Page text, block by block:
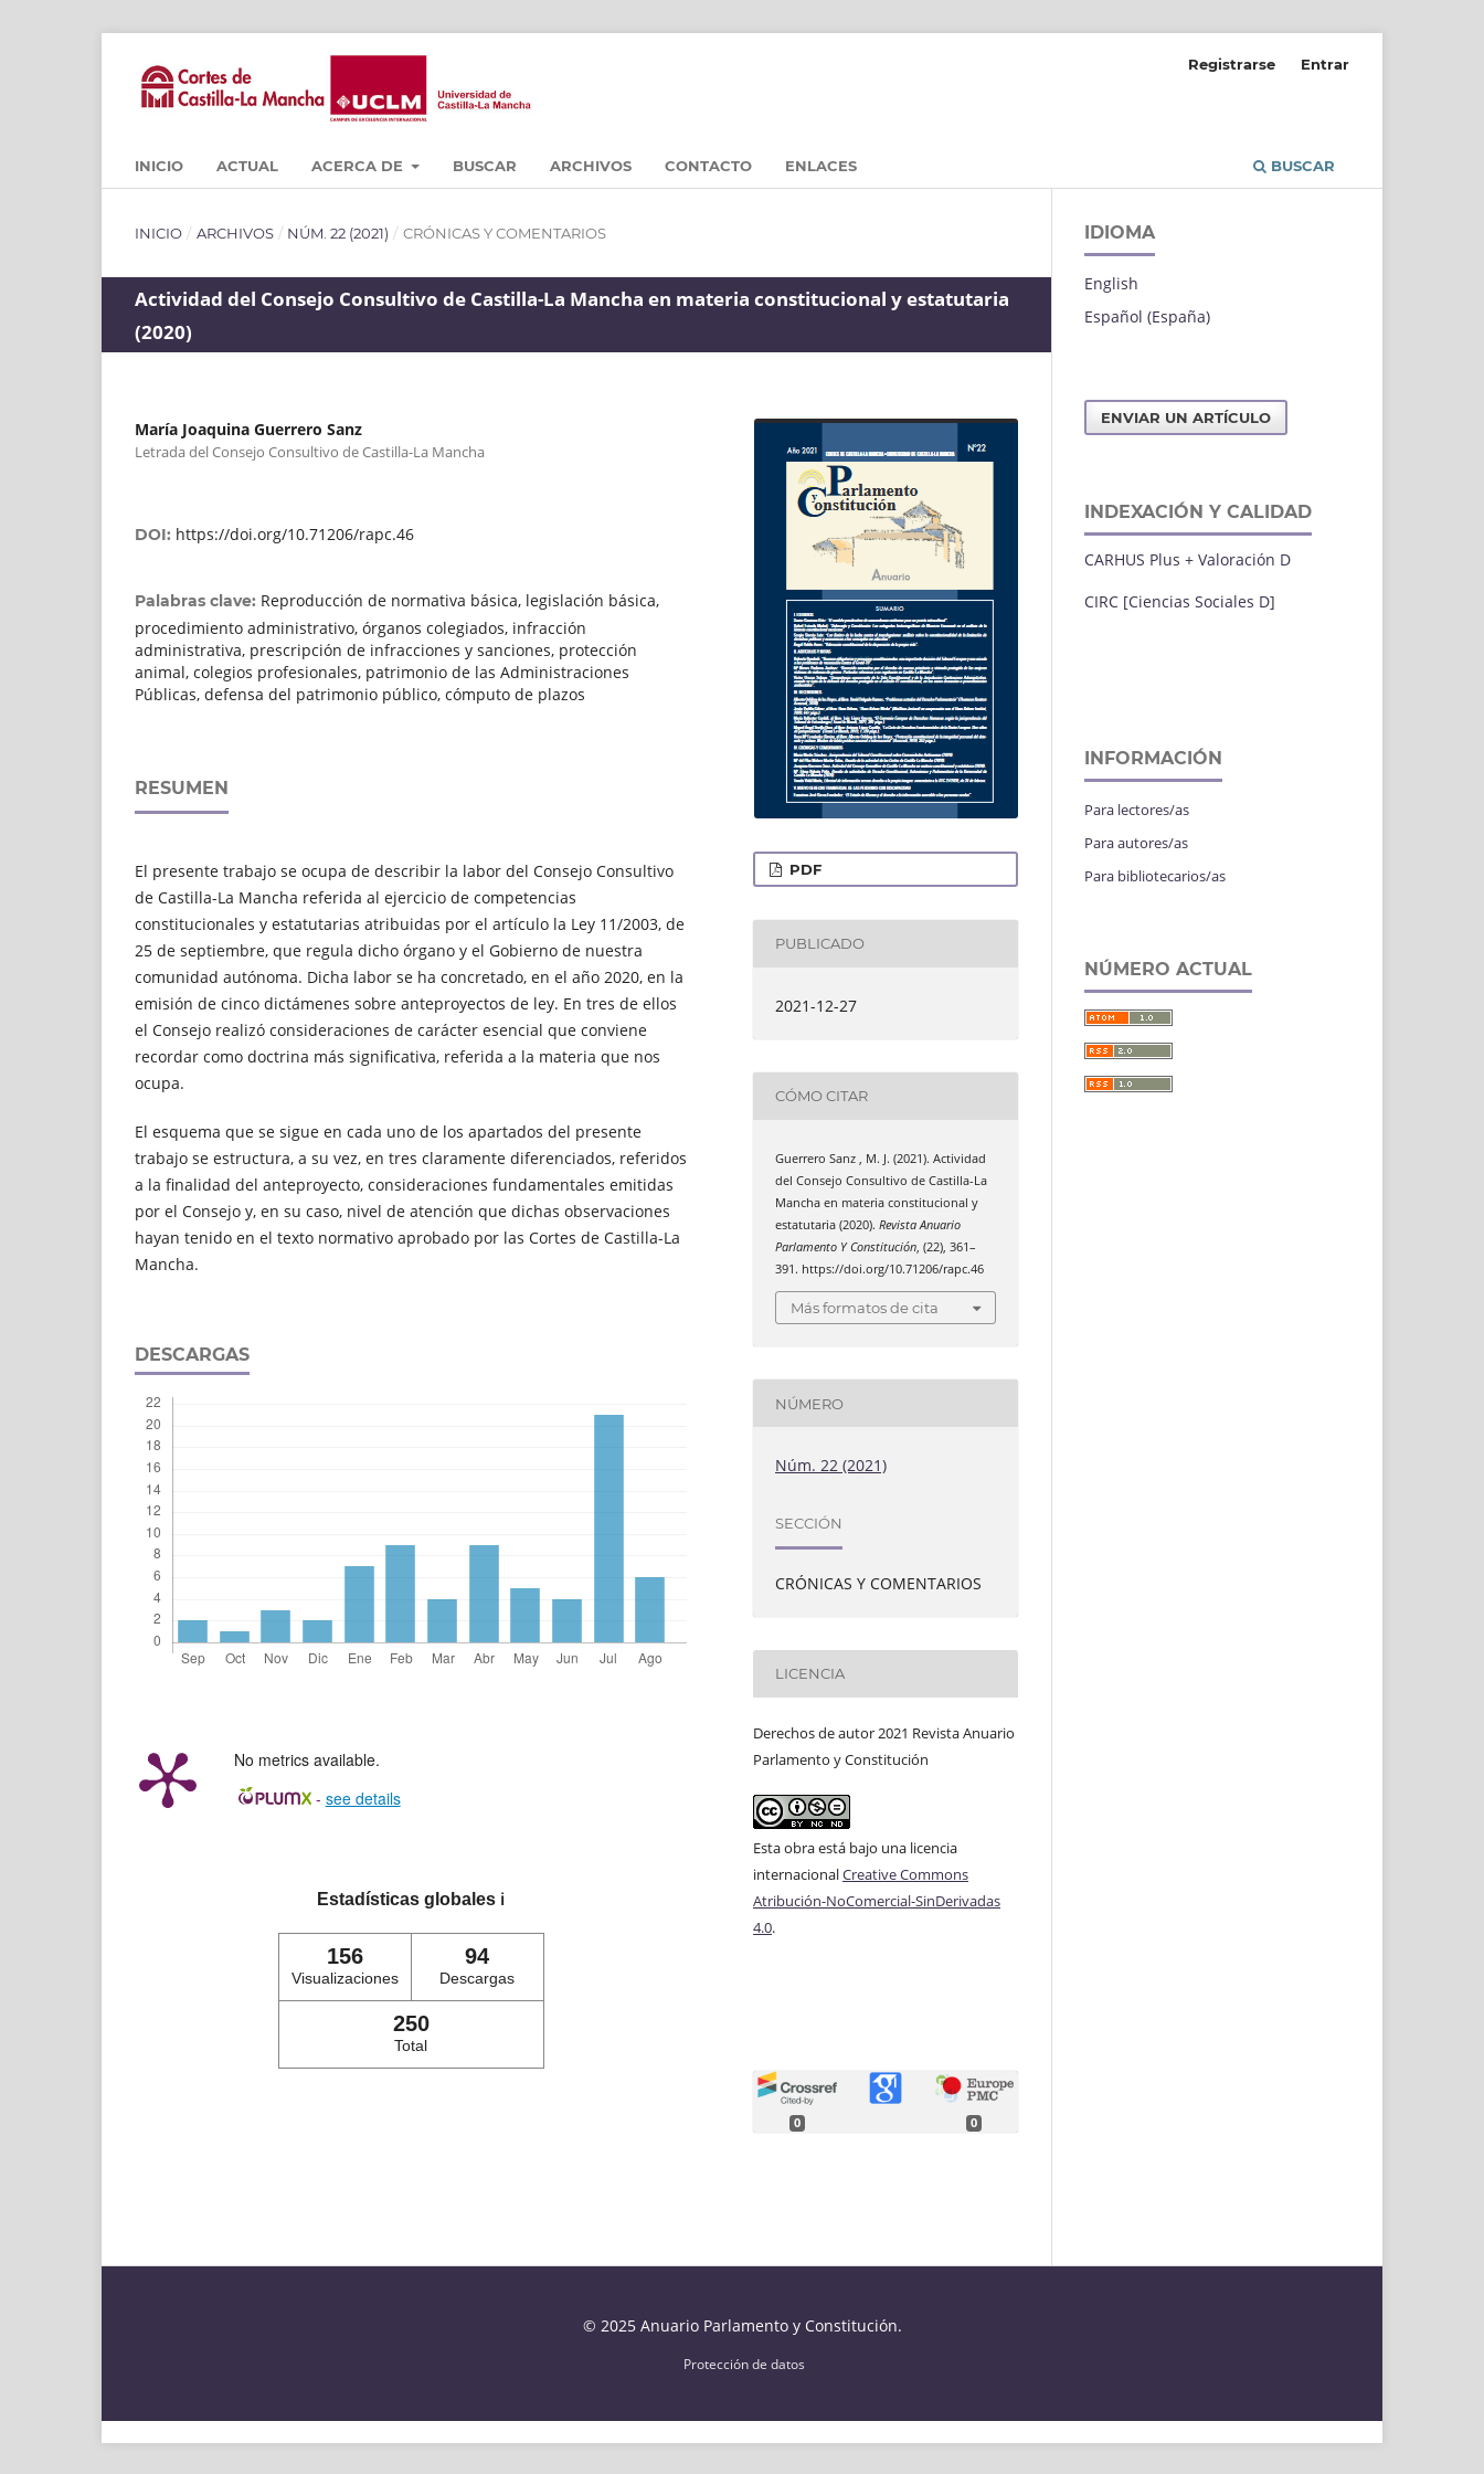
INICIO ACTUAL ACERCA DE BUSCAR ARCHIVOS CONTACTO ENLACES BUSCAR
Registrarse Entrar
INICIO / ARCHIVOS / NÚM. 22 (2021) / CRÓNICAS Y COMENTARIOS
Actividad del Consejo Consultivo de Castilla-La Mancha en materia constitucional y estatutaria
(2020)
María Joaquina Guerrero Sanz
Letrada del Consejo Consultivo de Castilla-La Mancha
DOI: https://doi.org/10.71206/rapc.46
Palabras clave: Reproducción de normativa básica, legislación básica,
procedimiento administrativo, órganos colegiados, infracción
administrativa, prescripción de infracciones y sanciones, protección
animal, colegios profesionales, patrimonio de las Administraciones
Públicas, defensa del patrimonio público, cómputo de plazos
RESUMEN
El presente trabajo se ocupa de describir la labor del Consejo Consultivo
de Castilla-La Mancha referida al ejercicio de competencias
constitucionales y estatutarias atribuidas por el artículo la Ley 11/2003, de
25 de septiembre, que regula dicho órgano y el Gobierno de nuestra
comunidad autónoma. Dicha labor se ha concretado, en el año 2020, en la
emisión de cinco dictámenes sobre anteproyectos de ley. En tres de ellos
el Consejo realizó consideraciones de carácter esencial que conviene
recordar como doctrina más significativa, referida a la materia que nos
ocupa.
El esquema que se sigue en cada uno de los apartados del presente
trabajo se estructura, a su vez, en tres claramente diferenciados, referidos
a la finalidad del anteproyecto, consideraciones fundamentales emitidas
por el Consejo y, en su caso, nivel de atención que dichas observaciones
hayan tenido en el texto normativo aprobado por las Cortes de Castilla-La
Mancha.
DESCARGAS
No metrics available.
- see details
Estadísticas globales ℹ️
156
Visualizaciones
94
Descargas
250
Total
PDF
PUBLICADO
2021-12-27
CÓMO CITAR
Guerrero Sanz , M. J. (2021). Actividad
del Consejo Consultivo de Castilla-La
Mancha en materia constitucional y
estatutaria (2020).Revista Anuario
Parlamento Y Constitución, (22), 361–
391. https://doi.org/10.71206/rapc.46
Más formatos de cita
NÚMERO
Núm. 22 (2021)
SECCIÓN
CRÓNICAS Y COMENTARIOS
LICENCIA
Derechos de autor 2021 Revista Anuario
Parlamento y Constitución
Esta obra está bajo una licencia
internacionalCreative Commons
Atribución-NoComercial-SinDerivadas
4.0.
0 0
IDIOMA
English
Español (España)
ENVIAR UN ARTÍCULO
INDEXACIÓN Y CALIDAD
CARHUS Plus + Valoración D
CIRC [Ciencias Sociales D]
INFORMACIÓN
Para lectores/as
Para autores/as
Para bibliotecarios/as
NÚMERO ACTUAL
© 2025 Anuario Parlamento y Constitución.
Protección de datos